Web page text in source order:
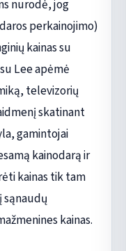
nurodė, jog
perkainojimo)
kainas su
Lee apėmė
televizorių
skatinant
gamintojai
kainodarą ir
kainas tik tam
kainas.